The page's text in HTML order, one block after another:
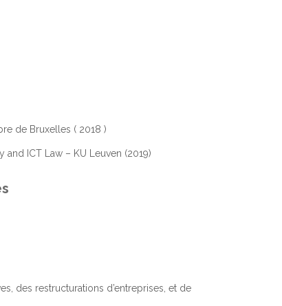
de Bruxelles ( 2018 )
and ICT Law – KU Leuven (2019)
des restructurations d’entreprises, et de